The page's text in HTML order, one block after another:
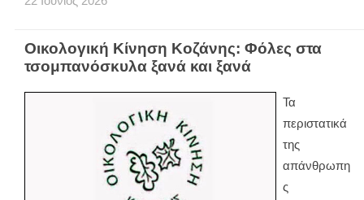
Οικολογική Κίνηση Κοζάνης: Φόλες στα
τσομπανόσκυλα ξανά και ξανά
Τα
περιστατικά
της
απάνθρωπη
ς